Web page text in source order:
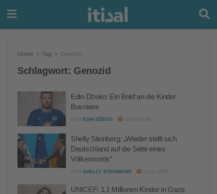
Home Tag Genozid
Schlagwort: Genozid
Edin Džeko: Ein Brief an die Kinder
Bosniens
VON EDIN DŽEKO 18.06.2026
Shelly Steinberg: „Wieder stellt sich
Deutschland auf die Seite eines
Völkermords”
VON SHELLY STEINBERG 13.05.2026
UNICEF: 1,1 Millionen Kinder in Gaza